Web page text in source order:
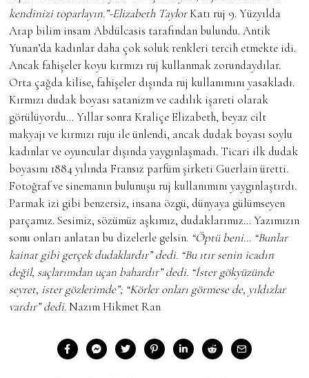
kendinizi toparlayın.”-Elizabeth TaylorKatı ruj 9. Yüzyılda
Arap bilim insanı Abdülcasis tarafından bulundu. Antik
Yunan’da kadınlar daha çok soluk renkleri tercih etmekte idi.
Ancak fahişeler koyu kırmızı ruj kullanmak zorundaydılar.
Orta çağda kilise, fahişeler dışında ruj kullanımını yasakladı.
Kırmızı dudak boyası satanizm ve cadılık işareti olarak
görülüyordu… Yıllar sonra Kraliçe Elizabeth, beyaz cilt
makyajı ve kırmızı ruju ile ünlendi, ancak dudak boyası soylu
kadınlar ve oyuncular dışında yaygınlaşmadı. Ticari ilk dudak
boyasını 1884 yılında Fransız parfüm şirketi Guerlain üretti.
Fotoğraf ve sinemanın bulunuşu ruj kullanımını yaygınlaştırdı.
Parmak izi gibi benzersiz, insana özgü, dünyaya gülümseyen
parçamız. Sesimiz, sözümüz aşkımız, dudaklarımız… Yazımızın
sonu onları anlatan bu dizelerle gelsin. “Öptü beni… “Bunlar
kainat gibi gerçek dudaklardır” dedi. “Bu ıtır senin icadın
değil, saçlarımdan uçan bahardır” dedi. “İster gökyüzünde
seyret, ister gözlerimde”; “Körler onları görmese de, yıldızlar
vardır” dedi. Nazım Hikmet Ran